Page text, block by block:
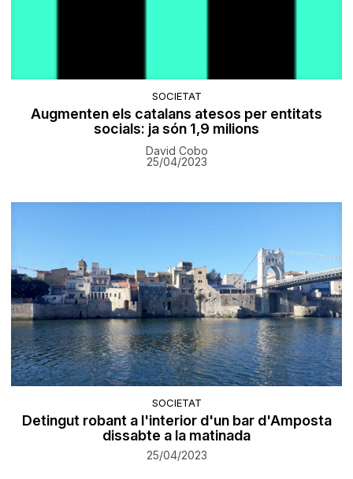
SOCIETAT
Augmenten els catalans atesos per entitats
socials: ja són 1,9 milions
David Cobo
25/04/2023
SOCIETAT
Detingut robant a l'interior d'un bar d'Amposta
dissabte a la matinada
25/04/2023